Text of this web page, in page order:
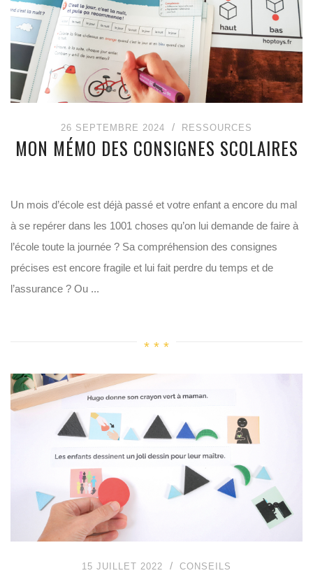
26 SEPTEMBRE 2024 RESSOURCES
MON MÉMO DES CONSIGNES SCOLAIRES
Un mois d’école est déjà passé et votre enfant a encore du mal
à se repérer dans les 1001 choses qu’on lui demande de faire à
l’école toute la journée ? Sa compréhension des consignes
précises est encore fragile et lui fait perdre du temps et de
l’assurance ? Ou ...
15 JUILLET 2022 CONSEILS